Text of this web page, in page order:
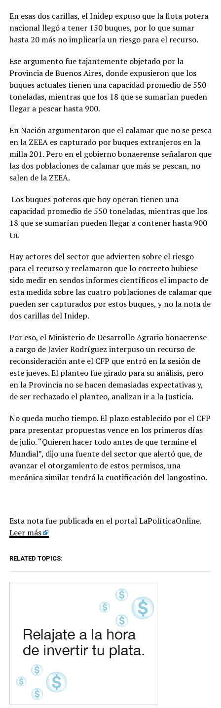
En esas dos carillas, el Inidep expuso que la flota potera
nacional llegó a tener 150 buques, por lo que sumar
hasta 20 más no implicaría un riesgo para el recurso.
Ese argumento fue tajantemente objetado por la
Provincia de Buenos Aires, donde expusieron que los
buques actuales tienen una capacidad promedio de 550
toneladas, mientras que los 18 que se sumarían pueden
llegar a pescar hasta 900.
En Nación argumentaron que el calamar que no se pesca
en la ZEEA es capturado por buques extranjeros en la
milla 201. Pero en el gobierno bonaerense señalaron que
las dos poblaciones de calamar que más se pescan, no
salen de la ZEEA.
Los buques poteros que hoy operan tienen una
capacidad promedio de 550 toneladas, mientras que los
18 que se sumarían pueden llegar a contener hasta 900
tn.
Hay actores del sector que advierten sobre el riesgo
para el recurso y reclamaron que lo correcto hubiese
sido medir en sendos informes científicos el impacto de
esta medida sobre las cuatro poblaciones de calamar que
pueden ser capturados por estos buques, y no la nota de
dos carillas del Inidep.
Por eso, el Ministerio de Desarrollo Agrario bonaerense
a cargo de Javier Rodríguez interpuso un recurso de
reconsideración ante el CFP que entró en la sesión de
este jueves. El planteo fue girado para su análisis, pero
en la Provincia no se hacen demasiadas expectativas y,
de ser rechazado el planteo, analizan ir a la Justicia.
No queda mucho tiempo. El plazo establecido por el CFP
para presentar propuestas vence en los primeros días
de julio. “Quieren hacer todo antes de que termine el
Mundial”, dijo una fuente del sector que alertó que, de
avanzar el otorgamiento de estos permisos, una
mecánica similar tendrá la cuotificación del langostino.
Esta nota fue publicada en el portal LaPolíticaOnline.
Leer más
RELATED TOPICS: